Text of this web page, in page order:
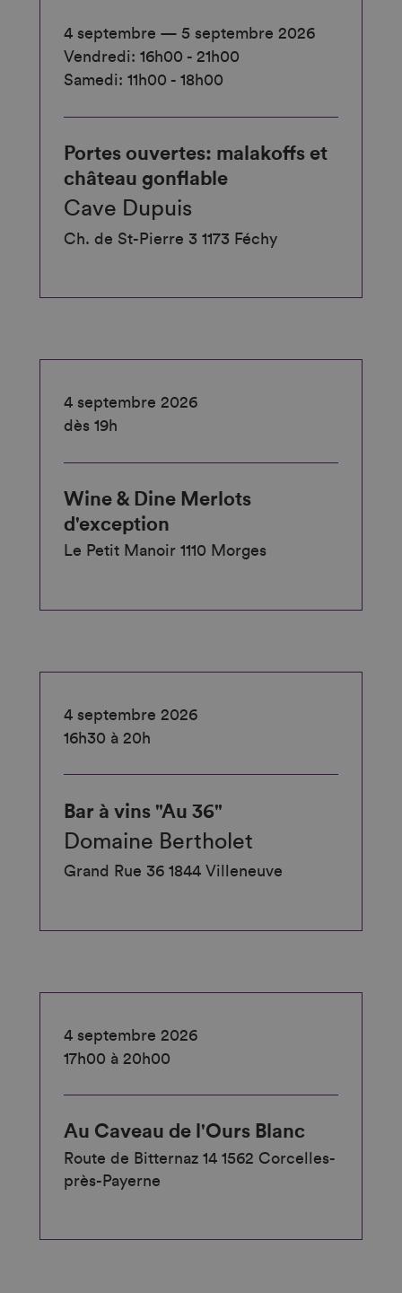
4 septembre — 5 septembre 2026
Vendredi: 16h00 - 21h00
Samedi: 11h00 - 18h00
Portes ouvertes: malakoffs et
château gonflable
Cave Dupuis
Ch. de St-Pierre 3 1173 Féchy
4 septembre 2026
dès 19h
Wine & Dine Merlots
d'exception
Le Petit Manoir 1110 Morges
4 septembre 2026
16h30 à 20h
Bar à vins "Au 36"
Domaine Bertholet
Grand Rue 36 1844 Villeneuve
4 septembre 2026
17h00 à 20h00
Au Caveau de l'Ours Blanc
Route de Bitternaz 14 1562 Corcelles-
près-Payerne